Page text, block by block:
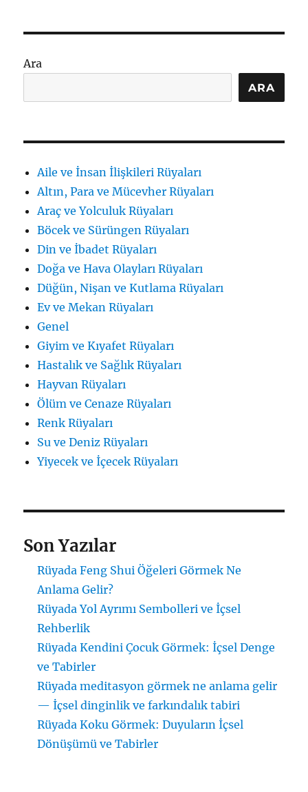
Sembol
İçsel
Ara
ARA
Aile ve İnsan İlişkileri Rüyaları
Altın, Para ve Mücevher Rüyaları
Araç ve Yolculuk Rüyaları
Böcek ve Sürüngen Rüyaları
Din ve İbadet Rüyaları
Doğa ve Hava Olayları Rüyaları
Düğün, Nişan ve Kutlama Rüyaları
Ev ve Mekan Rüyaları
Genel
Giyim ve Kıyafet Rüyaları
Hastalık ve Sağlık Rüyaları
Hayvan Rüyaları
Ölüm ve Cenaze Rüyaları
Renk Rüyaları
Su ve Deniz Rüyaları
Yiyecek ve İçecek Rüyaları
Son Yazılar
Rüyada Feng Shui Öğeleri Görmek Ne
Anlama Gelir?
Rüyada Yol Ayrımı Sembolleri ve İçsel
Rehberlik
Rüyada Kendini Çocuk Görmek: İçsel Denge
ve Tabirler
Rüyada meditasyon görmek ne anlama gelir
— İçsel dinginlik ve farkındalık tabiri
Rüyada Koku Görmek: Duyuların İçsel
Dönüşümü ve Tabirler